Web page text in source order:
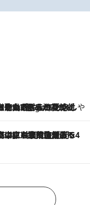
みやげ ひんやりスイーツで夏を満喫
Hours Ago
CHOICE
伎があるんだよ」 片岡仁左衛門・市川中車ら豪華座組みで4年目の立川立飛歌舞伎へ